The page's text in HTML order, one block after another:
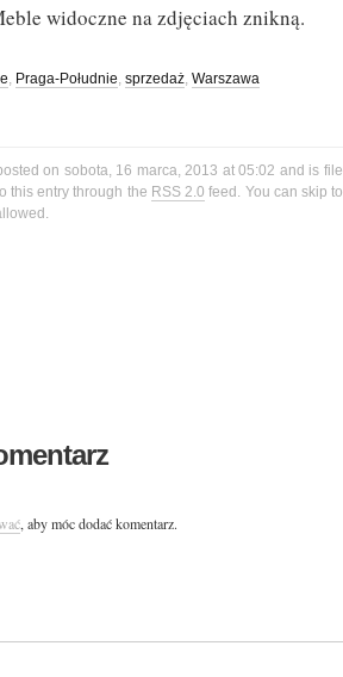
widoczne na zdjęciach znikną.
, Praga-Południe, sprzedaż, Warszawa
on sobota, 16 marca, 2013 at 05:02 and is
this entry through the RSS 2.0 feed. You can skip
, aby móc dodać komentarz.